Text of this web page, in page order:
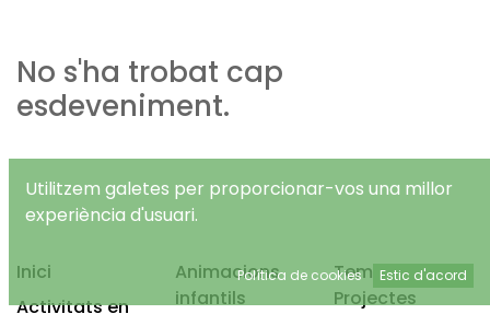
No s'ha trobat cap
esdeveniment.
Inici
Activitats en
Animacions
infantils
Temps Lliure
Projectes
Utilitzem galetes per proporcionar-vos una millor
experiència d'usuari.
Política de cookies Estic d'acord